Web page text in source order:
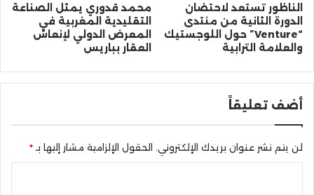
الناظور تستعد لاحتضان
الدورة الثانية من منتدى
“Venture” حول اللوجستيك
والعلامة الترابية
محمد قدوري يمثل الصناعة
التقليدية المغربية في
المعرض الدولي لإنعاش
العقار بباريس
أضف تعليقاً
لن يتم نشر عنوان بريدك الإلكتروني. الحقول الإلزامية مشار إليها بـ *